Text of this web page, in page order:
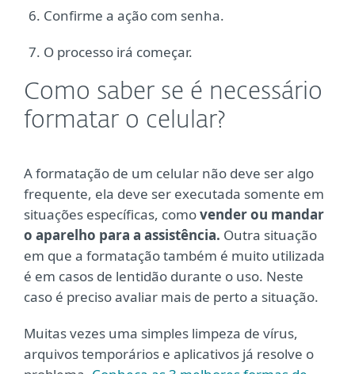
Confirme a ação com senha.
O processo irá começar.
Como saber se é necessário
formatar o celular?
A formatação de um celular não deve ser algo
frequente, ela deve ser executada somente em
situações específicas, comovender ou mandar
o aparelho para a assistência. Outra situação
em que a formatação também é muito utilizada
é em casos de lentidão durante o uso. Neste
caso é preciso avaliar mais de perto a situação.
Muitas vezes uma simples limpeza de vírus,
arquivos temporários e aplicativos já resolve o